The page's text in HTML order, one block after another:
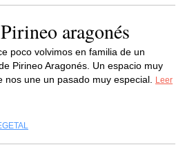
aragonés
poco volvimos en familia de un
Pirineo Aragonés. Un espacio muy
une un pasado muy especial.
Leer